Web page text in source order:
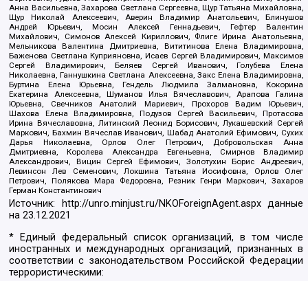
Анна Васильевна, Захарова Светлана Сергеевна, Щур Татьяна Михайловна,
Щур Николай Алексеевич, Аверин Владимир Анатольевич, Блинушов
Андрей Юрьевич, Мосин Алексей Геннадьевич, Гефтер Валентин
Михайлович, Симонов Алексей Кириллович, Флиге Ирина Анатольевна,
Мельникова Валентина Дмитриевна, Вититинова Елена Владимировна,
Баженова Светлана Куприяновна, Исаев Сергей Владимирович, Максимов
Сергей Владимирович, Беляев Сергей Иванович, Голубева Елена
Николаевна, Ганнушкина Светлана Алексеевна, Закс Елена Владимировна,
Буртина Елена Юрьевна, Гендель Людмила Залмановна, Кокорина
Екатерина Алексеевна, Шуманов Илья Вячеславович, Арапова Галина
Юрьевна, Свечников Анатолий Мариевич, Прохоров Вадим Юрьевич,
Шахова Елена Владимировна, Подузов Сергей Васильевич, Протасова
Ирина Вячеславовна, Литинский Леонид Борисович, Лукашевский Сергей
Маркович, Бахмин Вячеслав Иванович, Шабад Анатолий Ефимович, Сухих
Дарья Николаевна, Орлов Олег Петрович, Добровольская Анна
Дмитриевна, Королева Александра Евгеньевна, Смирнов Владимир
Александрович, Вицин Сергей Ефимович, Золотухин Борис Андреевич,
Левинсон Лев Семенович, Локшина Татьяна Иосифовна, Орлов Олег
Петрович, Полякова Мара Федоровна, Резник Генри Маркович, Захаров
Герман Константинович
Источник: http://unro.minjust.ru/NKOForeignAgent.aspxданные
на23.12.2021
* Единый федеральный список организаций, в том числе
иностранных и международных организаций, признанных в
соответствии с законодательством Российской Федерации
террористическими: